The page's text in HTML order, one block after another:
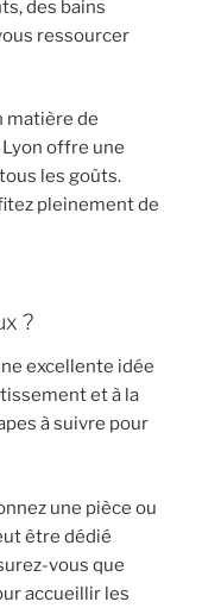
des bains
ressourcer
matière de
offre une
les goûts.
pleinement de
?
excellente idée
et à la
à suivre pour
une pièce ou
être dédié
vous que
accueillir les